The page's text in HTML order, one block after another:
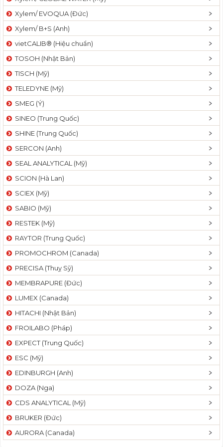
Xylem/ EVOQUA (Đức)
Xylem/ B+S (Anh)
vietCALIB® (Hiệu chuẩn)
TOSOH (Nhật Bản)
TISCH (Mỹ)
TELEDYNE (Mỹ)
SMEG (Ý)
SINEO (Trung Quốc)
SHINE (Trung Quốc)
SERCON (Anh)
SEAL ANALYTICAL (Mỹ)
SCION (Hà Lan)
SCIEX (Mỹ)
SABIO (Mỹ)
RESTEK (Mỹ)
RAYTOR (Trung Quốc)
PROMOCHROM (Canada)
PRECISA (Thuỵ Sỹ)
MEMBRAPURE (Đức)
LUMEX (Canada)
HITACHI (Nhật Bản)
FROILABO (Pháp)
EXPECT (Trung Quốc)
ESC (Mỹ)
EDINBURGH (Anh)
DOZA (Nga)
CDS ANALYTICAL (Mỹ)
BRUKER (Đức)
AURORA (Canada)